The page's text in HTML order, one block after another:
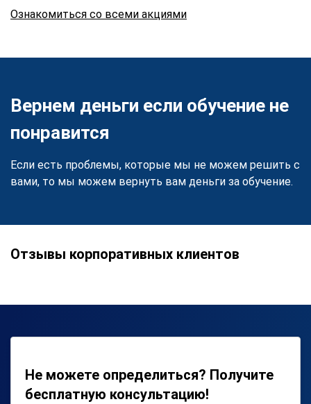
Ознакомиться со всеми акциями
Вернем деньги если обучение не
понравится
Если есть проблемы, которые мы не можем решить с
вами, то мы можем вернуть вам деньги за обучение.
Отзывы корпоративных клиентов
Не можете определиться? Получите
бесплатную консультацию!